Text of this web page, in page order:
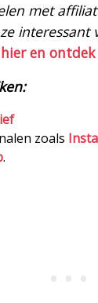
met
en
zoals
.